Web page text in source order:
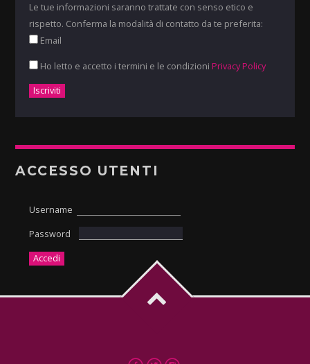
Le tue informazioni saranno trattate con senso etico e
rispetto. Conferma la modalità di contatto da te preferita:
Email
Ho letto e accetto i termini e le condizioni Privacy Policy
ACCESSO UTENTI
Username
Password